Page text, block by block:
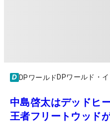
DPワールド DPワールド・
中島啓太はデッドヒ
王者フリートウッド